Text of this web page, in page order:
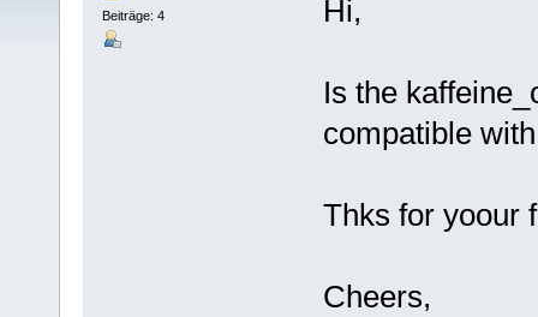
Beiträge: 4 Hi,
Is the
compatible
Thks for yoour
Cheers,